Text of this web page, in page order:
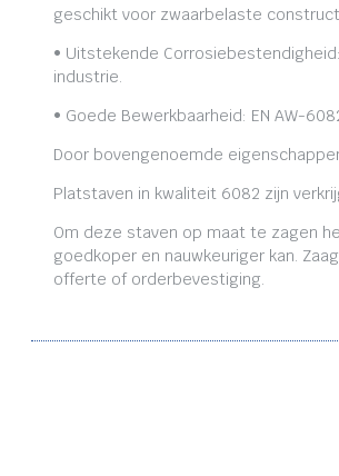
geschikt voor zwaarbelaste
• Uitstekende
industrie.
• Goede Bewerkbaarheid: EN AW-
Door bovengenoemde
Platstaven in kwaliteit 6082 zijn
Om deze staven op maat te zagen
goedkoper en nauwkeuriger kan.
offerte of orderbevestiging.